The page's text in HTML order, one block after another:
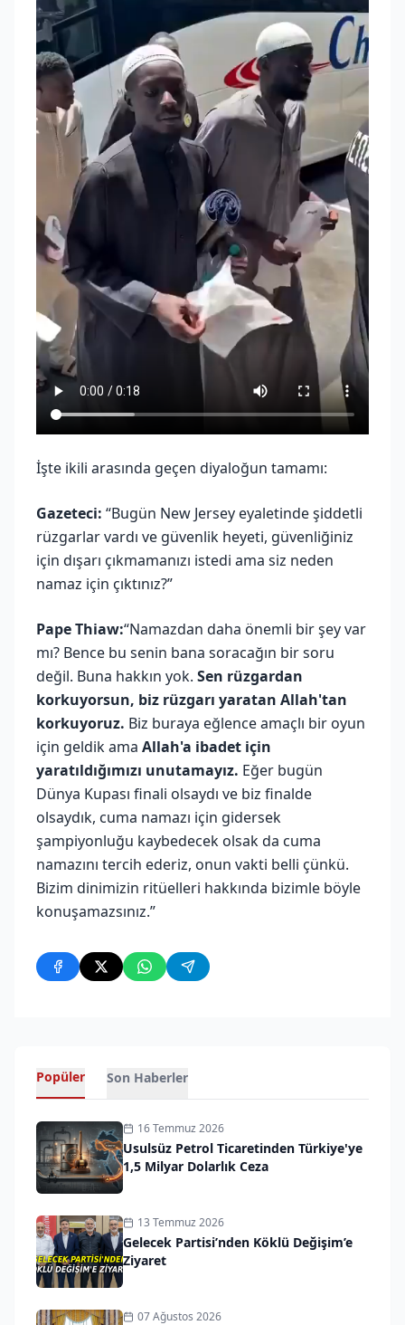
İşte ikili arasında geçen diyaloğun tamamı:
Gazeteci: “Bugün New Jersey eyaletinde şiddetli
rüzgarlar vardı ve güvenlik heyeti, güvenliğiniz
için dışarı çıkmamanızı istedi ama siz neden
namaz için çıktınız?”
Pape Thiaw:“Namazdan daha önemli bir şey var
mı? Bence bu senin bana soracağın bir soru
değil. Buna hakkın yok. Sen rüzgardan
korkuyorsun, biz rüzgarı yaratan Allah'tan
korkuyoruz. Biz buraya eğlence amaçlı bir oyun
için geldik ama Allah'a ibadet için
yaratıldığımızı unutamayız. Eğer bugün
Dünya Kupası finali olsaydı ve biz finalde
olsaydık, cuma namazı için gidersek
şampiyonluğu kaybedecek olsak da cuma
namazını tercih ederiz, onun vakti belli çünkü.
Bizim dinimizin ritüelleri hakkında bizimle böyle
konuşamazsınız.”
Popüler Son Haberler
16 Temmuz 2026
Usulsüz Petrol Ticaretinden Türkiye'ye
1,5 Milyar Dolarlık Ceza
13 Temmuz 2026
Gelecek Partisi’nden Köklü Değişim’e
Ziyaret
07 Ağustos 2026